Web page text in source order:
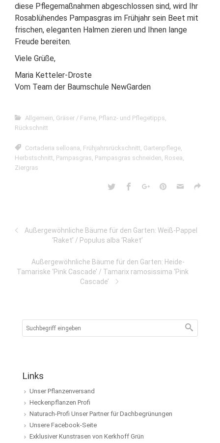
diese Pflegemaßnahmen abgeschlossen sind, wird Ihr
Rosablühendes Pampasgras im Frühjahr sein Beet mit
frischen, eleganten Halmen zieren und Ihnen lange
Freude bereiten.
Viele Grüße,
Maria Ketteler-Droste
Vom Team der Baumschule NewGarden
Allgemein, Gräser / Farne, Pflanz- und Pflegetipps,
Rückschnitt
Cortaderia selloana, Frühjahrsrückschnitt, Gartenpflege,
Herbstschnitt, Pampasgras, Pampasgras schneiden, Rosea,
Ziergras
Außergewöhnliche Bäume für den Garten: Weiß-Pappel
‘Raket’ / Populus alba ‘Raket’
Außergewöhnliche Bäume für den Garten: Heide-
Tamariske ‘Pink Cascade’ / Tamarix ramosissima ‘Pink
Cascade’
Links
Unser Pflanzenversand
Heckenpflanzen Profi
Naturach-Profi Unser Partner für Dachbegrünungen
Unsere Facebook-Seite
Exklusiver Kunstrasen von Kerkhoff Grün